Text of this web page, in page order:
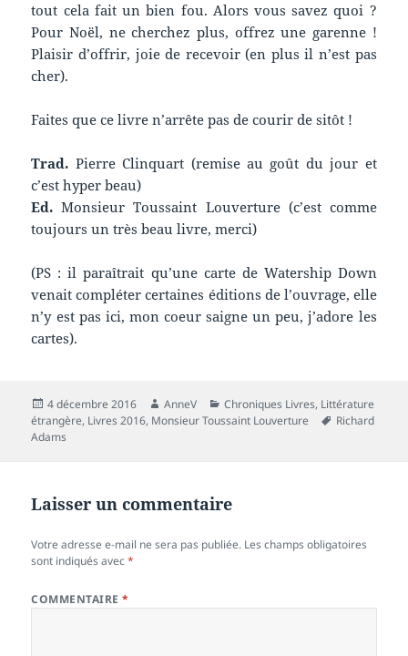
tout cela fait un bien fou. Alors vous savez quoi ?
Pour Noël, ne cherchez plus, offrez une garenne !
Plaisir d’offrir, joie de recevoir (en plus il n’est pas
cher).
Faites que ce livre n’arrête pas de courir de sitôt !
Trad. Pierre Clinquart (remise au goût du jour et
c’est hyper beau)
Ed. Monsieur Toussaint Louverture (c’est comme
toujours un très beau livre, merci)
(PS : il paraîtrait qu’une carte de Watership Down
venait compléter certaines éditions de l’ouvrage, elle
n’y est pas ici, mon coeur saigne un peu, j’adore les
cartes).
Publié
le
4 décembre 2016 Auteur
AnneV Catégories
Chroniques Livres, Littérature
étrangère, Livres 2016, Monsieur Toussaint Louverture
Mots-
Richard
Adams
Laisser un commentaire
Votre adresse e-mail ne sera pas publiée. Les champs obligatoires
sont indiqués avec*
COMMENTAIRE*